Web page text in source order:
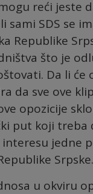
reći jeste
sami SDS se
Republike
što je
Da li će
da sve ove
opozicije
put koji treba
jedne
Srpske.
u okviru